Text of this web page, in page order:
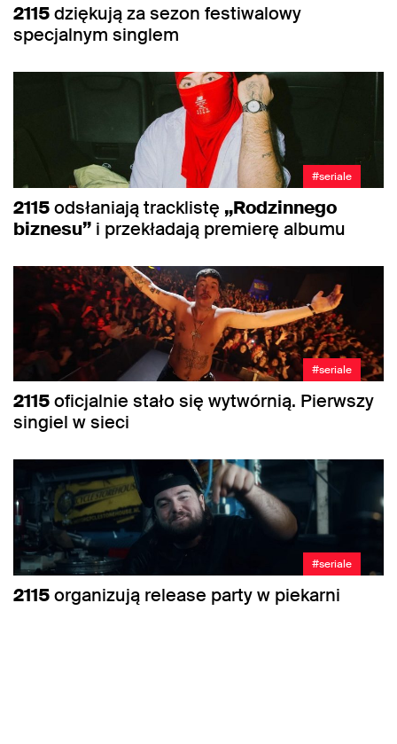
2115dziękują za sezon festiwalowy
specjalnym singlem
#seriale
2115odsłaniają tracklistę „Rodzinnego
biznesu” i przekładają premierę albumu
#seriale
2115oficjalnie stało się wytwórnią. Pierwszy
singiel w sieci
#seriale
2115organizują release party w piekarni